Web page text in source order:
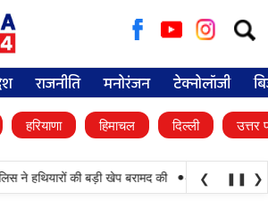
for:
राजनीति मनोरंजन टेक्नोलॉजी
हरियाणा हिमाचल दिल्ली उत्तर
ने हथियारों की बड़ी खेप बरामद की • अमन अरोड़ा ने
❮ ❚❚ ❯